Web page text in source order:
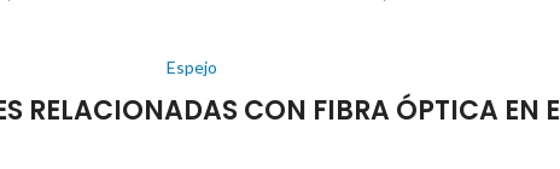
Espejo
RELACIONADAS CON FIBRA ÓPTICA EN